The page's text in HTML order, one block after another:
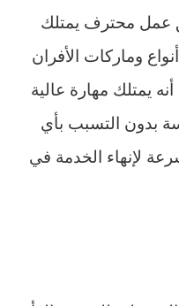
عمل محترف يمتلك
وماركات الأفران
يمتلك مهارة عالية
بدون التسبب بأي
لإنهاء الخدمة في